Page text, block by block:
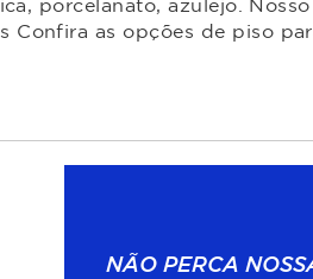
porcelanato, azulejo.
Confira as opções de piso
NÃO PERCA